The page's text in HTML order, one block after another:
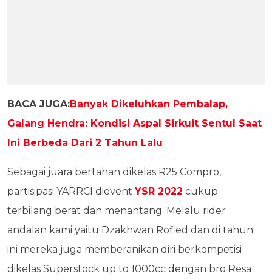
BACA JUGA:Banyak Dikeluhkan Pembalap,
Galang Hendra: Kondisi Aspal Sirkuit Sentul Saat
Ini Berbeda Dari 2 Tahun Lalu
Sebagai juara bertahan dikelas R25 Compro,
partisipasi YARRCI dieventYSR 2022 cukup
terbilang berat dan menantang. Melalu rider
andalan kami yaitu Dzakhwan Rofied dan di tahun
ini mereka juga memberanikan diri berkompetisi
dikelas Superstock up to 1000cc dengan bro Resa